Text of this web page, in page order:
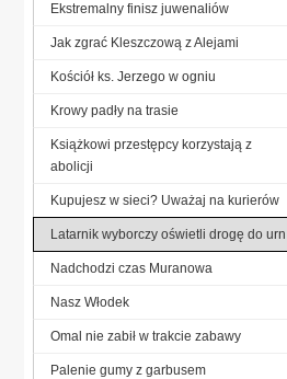
Ekstremalny finisz juwenaliów
Jak zgrać Kleszczową z Alejami
Kościół ks. Jerzego w ogniu
Krowy padły na trasie
Książkowi przestępcy korzystają z
abolicji
Kupujesz w sieci? Uważaj na kurierów
Latarnik wyborczy oświetli drogę do urn
Nadchodzi czas Muranowa
Nasz Włodek
Omal nie zabił w trakcie zabawy
Palenie gumy z garbusem